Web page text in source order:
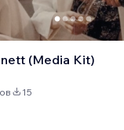
(Media Kit)
15